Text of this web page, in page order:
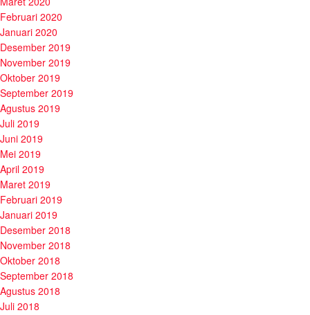
Februari 2020
Januari 2020
Desember 2019
November 2019
Oktober 2019
September 2019
Agustus 2019
Juli 2019
Juni 2019
Mei 2019
April 2019
Maret 2019
Februari 2019
Januari 2019
Desember 2018
November 2018
Oktober 2018
September 2018
Agustus 2018
Juli 2018